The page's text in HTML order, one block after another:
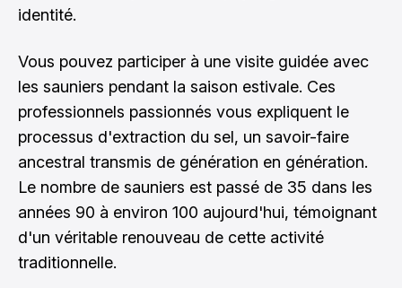
identité.
Vous pouvez participer à une visite guidée avec
les sauniers pendant la saison estivale. Ces
professionnels passionnés vous expliquent le
processus d'extraction du sel, un savoir-faire
ancestral transmis de génération en génération.
Le nombre de sauniers est passé de 35 dans les
années 90 à environ 100 aujourd'hui, témoignant
d'un véritable renouveau de cette activité
traditionnelle.